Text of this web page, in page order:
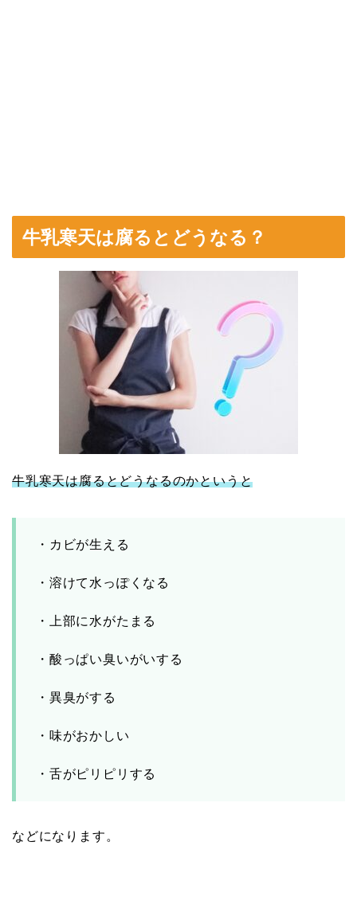
牛乳寒天は腐るとどうなる？
牛乳寒天は腐るとどうなるのかというと
・カビが生える
・溶けて水っぽくなる
・上部に水がたまる
・酸っぱい臭いがいする
・異臭がする
・味がおかしい
・舌がピリピリする
などになります。